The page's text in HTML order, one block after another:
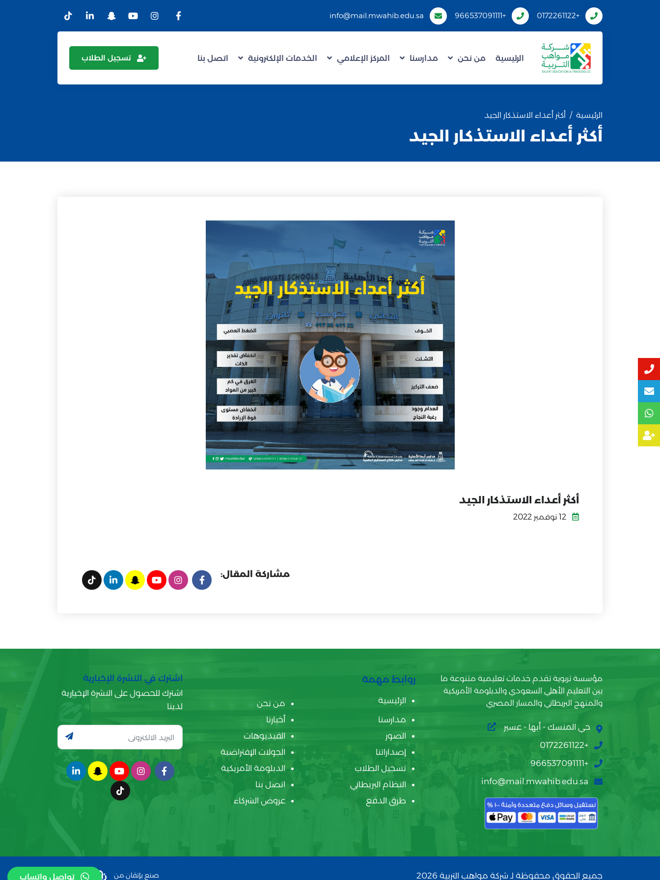
+0172261122
+966537091111
info@mail.mwahib.edu.sa
الرئيسية من نحن مدارسنا المركز الإعلامي الخدمات الإلكترونية اتصل بنا تسجيل الطلاب
الرئيسية أكثر أعداء الاستذكار الجيد
أكثر أعداء الاستذكار الجيد
أكثر أعداء الاستذكار الجيد
مشاركة المقال:
تواصل واتساب
مؤسسة تربوية تقدم خدمات تعليمية متنوعة ما
بين التعليم الأهلي السعودي والدبلومة الأمريكية
والمنهج البريطاني والمسار المصري
حي المنسك - أبها - عسير
+0172261122
+966537091111
info@mail.mwahib.edu.sa
روابط مهمة
الرئيسية
من نحن
مدارسنا
أخبارنا
الصور
الفيديوهات
إصداراتنا
الجولات الإفتراضية
تسجيل الطلاب
الدبلومة الأمريكية
النظام البريطاني
اتصل بنا
طرق الدفع
عروض الشركاء
اشترك في النشرة الإخبارية
اشترك للحصول على النشرة الإخبارية
لدينا
جميع الحقوق محفوظة لـ شركة مواهب التربية 2026 صنع بإتقان من